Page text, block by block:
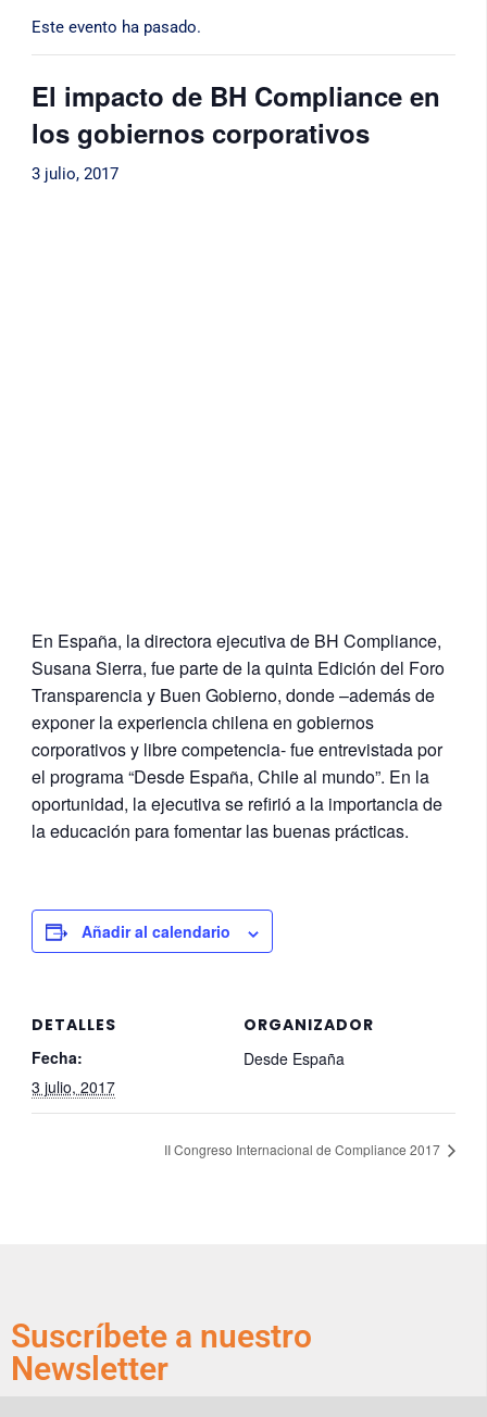
Este evento ha pasado.
El impacto de BH Compliance en
los gobiernos corporativos
3 julio, 2017
En España, la directora ejecutiva de BH Compliance,
Susana Sierra, fue parte de la quinta Edición del Foro
Transparencia y Buen Gobierno, donde –además de
exponer la experiencia chilena en gobiernos
corporativos y libre competencia- fue entrevistada por
el programa “Desde España, Chile al mundo”. En la
oportunidad, la ejecutiva se refirió a la importancia de
la educación para fomentar las buenas prácticas.
Añadir al calendario
DETALLES
Fecha:
3 julio, 2017
ORGANIZADOR
Desde España
II Congreso Internacional de Compliance 2017
Suscríbete a nuestro
Newsletter